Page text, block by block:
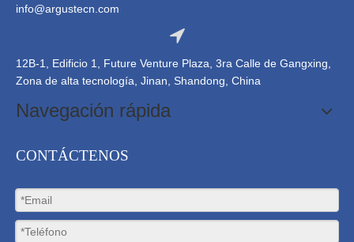
info@argustecn.com
12B-1, Edificio 1, Future Venture Plaza, 3ra Calle de Gangxing,
Zona de alta tecnología, Jinan, Shandong, China
Navegación rápida
CONTÁCTENOS